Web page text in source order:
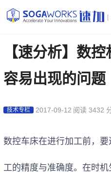
【速分析】数
容易出现的问题
技术专栏 2017-09-12 阅读 3432
数控车床在进行加工前，
工的精度与准确度。在时机